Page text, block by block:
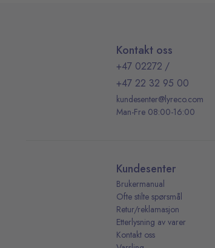
Kontakt oss
+47 02272 /
+47 22 32 95 00
kundesenter@lyreco.com
Man-Fre 08:00-16:00
Kundesenter
Brukermanual
Ofte stilte spørsmål
Retur/reklamasjon
Etterlysning av varer
Kontakt oss